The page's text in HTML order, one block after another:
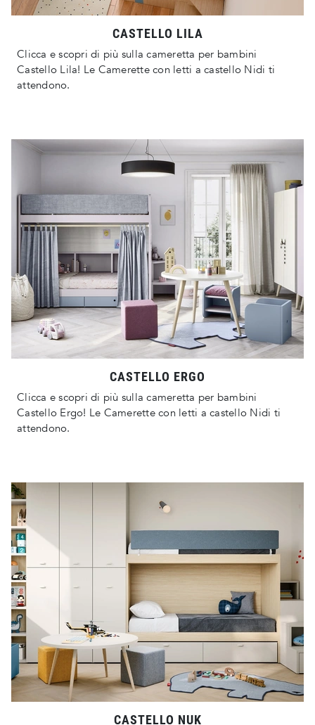
CASTELLO LILA
Clicca e scopri di più sulla cameretta per bambini
Castello Lila! Le Camerette con letti a castello Nidi ti
attendono.
CASTELLO ERGO
Clicca e scopri di più sulla cameretta per bambini
Castello Ergo! Le Camerette con letti a castello Nidi ti
attendono.
CASTELLO NUK